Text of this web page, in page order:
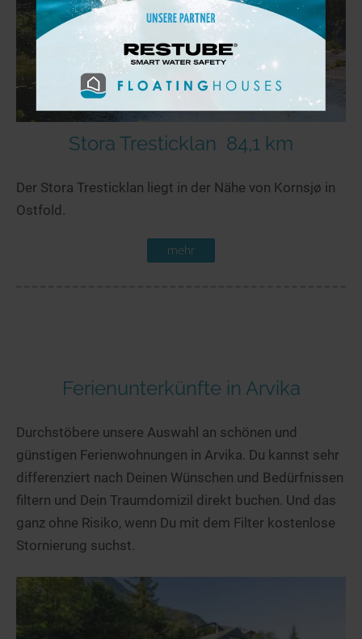
Stora Tresticklan 84,1 km
Der Stora Tresticklan liegt in der Nähe von Kornsjø in
Ostfold.
mehr
Ferienunterkünfte in Arvika
Durchstöbere unsere Auswahl an schönen und
günstigen Ferienwohnungen in Arvika. Du kannst sehr
differenziert nach Deinen Wünschen und Bedürfnissen
filtern und Dein Traumdomizil direkt buchen. Und das
ganz ohne Risiko, wenn Du mit dem Filter kostenlose
Stornierung suchst.